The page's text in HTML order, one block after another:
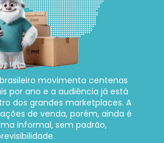
movimenta centenas
por ano e a audiência já está
dos grandes marketplaces. A
de venda, porém, ainda é
informal, sem padrão,